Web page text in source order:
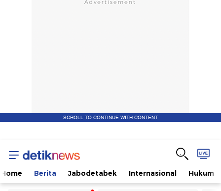
SCROLL TO CONTINUE WITH CONTENT
Home Berita Jabodetabek Internasional Hukum